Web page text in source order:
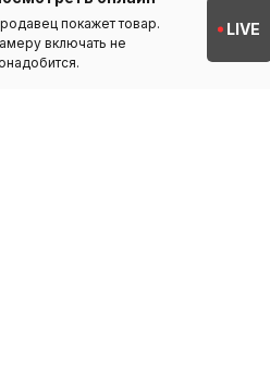
покажет товар.
включать не
LIVE